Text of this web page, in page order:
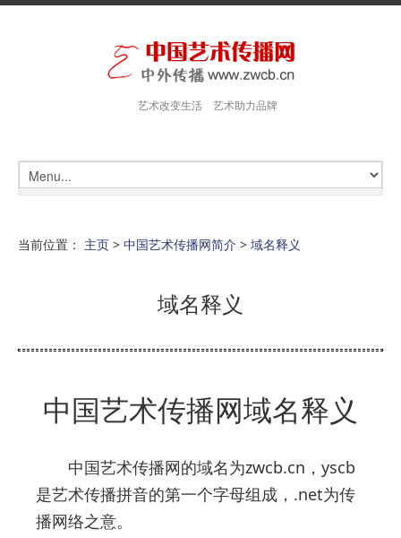
艺术改变生活 艺术助力品牌
当前位置： 主页 > 中国艺术传播网简介 > 域名释义
域名释义
中国艺术传播网域名释义
中国艺术传播网的域名为zwcb.cn，yscb
是艺术传播拼音的第一个字母组成，.net为传
播网络之意。